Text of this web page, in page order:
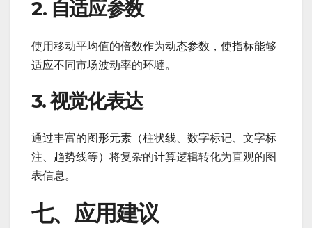
2. 自适应参数
使用移动平均值的倍数作为动态参数，使指标能够
适应不同市场波动率的环墶。
3. 视觉化表达
通过丰富的图形元素（柱状线、数字标记、文字标
注、趋势线等）将复杂的计算逻辑转化为直观的图
表信息。
七、应用建议